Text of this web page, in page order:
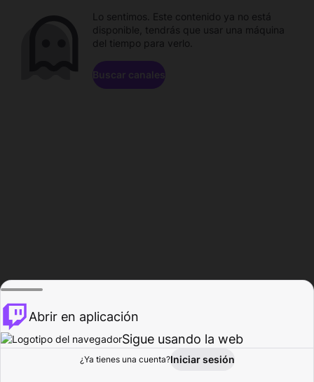
Explorar Actividad
Lo sentimos. Este contenido ya no está
disponible, tendrás que usar una máquina
del tiempo para verlo.
Buscar canales
Abrir en aplicación
Sigue usando la web
¿Ya tienes una cuenta?Iniciar sesión